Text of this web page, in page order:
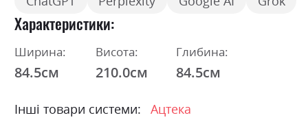
Характеристики
Ширина:
84.5см
Висота:
210.0см
Глибина:
84.5см
Інші товари системи: Ацтека